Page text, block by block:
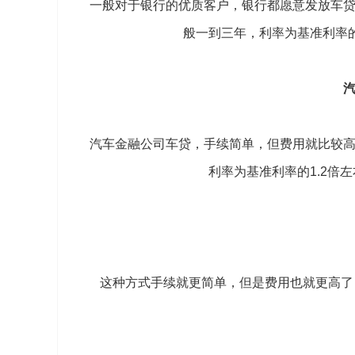
一般对于银行的优质客户，银行都愿意发放车
般一到三年，利率为基准利率
汽车金融公司车贷，手续简单，但费用就比较
利率为基准利率的1.2倍
这种方式手续就更简单，但是费用也就更高